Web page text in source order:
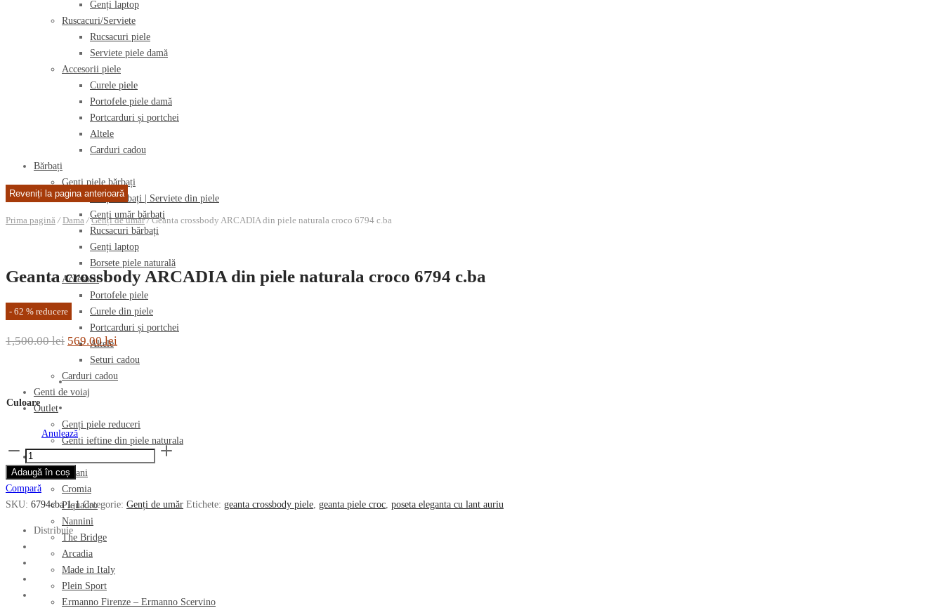
Genți laptop
Ruscacuri/Serviete
Rucsacuri piele
Serviete piele damă
Accesorii piele
Curele piele
Portofele piele damă
Portcarduri și portchei
Altele
Carduri cadou
Bărbați
Genți piele bărbați
Genți bărbați | Serviete din piele
Genți umăr bărbați
Rucsacuri bărbați
Genți laptop
Borsete piele naturală
Accesorii
Portofele piele
Curele din piele
Portcarduri și portchei
Altele
Seturi cadou
Carduri cadou
Genti de voiaj
Outlet
Genți piele reduceri
Genti ieftine din piele naturala
Ripani
Cromia
Piquadro
Nannini
The Bridge
Arcadia
Made in Italy
Plein Sport
Ermanno Firenze – Ermanno Scervino
Prima pagină / Dama / Genți de umăr /Geanta crossbody ARCADIA din piele naturala croco 6794 c.ba
Geanta crossbody ARCADIA din piele naturala croco 6794 c.ba
- 62 % reducere
1,500.00lei Prețul
inițial
a
fost:
1,500.00 lei.
569.00lei
curent
este:
Culoare
Anulează
Cantitate
Geanta
crossbody
piele
naturala
croco
6794
c.ba
Adaugă în coș
Compară
SKU: 6794cba 1-1 Categorie: Genți de umăr Etichete: geanta crossbody piele geanta piele croc poseta eleganta cu lant auriu
Distribuie